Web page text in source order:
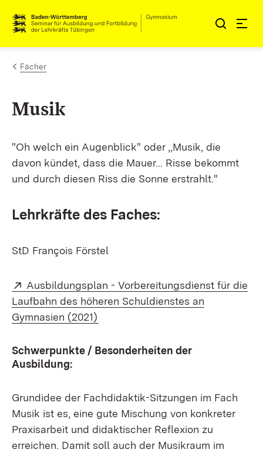
Zum Inhalt springen
Link zur Startseite
Fächer
Musik
"Oh welch ein Augenblick" oder ,,Musik, die
davon kündet, dass die Mauer... Risse bekommt
und durch diesen Riss die Sonne erstrahlt."
Lehrkräfte des Faches:
StD François Förstel
Extern:
Ausbildungsplan - Vorbereitungsdienst für die
Laufbahn des höheren Schuldienstes an
Gymnasien (2021)
Schwerpunkte / Besonderheiten der
Ausbildung:
Grundidee der Fachdidaktik-Sitzungen im Fach
Musik ist es, eine gute Mischung von konkreter
Praxisarbeit und didaktischer Reflexion zu
erreichen. Damit soll auch der Musikraum im